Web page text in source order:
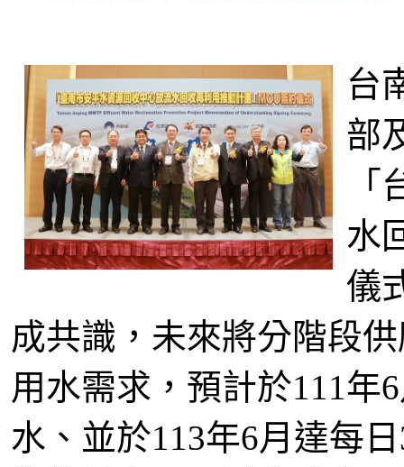
台
部
水
儀
成共識，未來將分階段
用水需求，預計於111年
水、並於113年6月達每